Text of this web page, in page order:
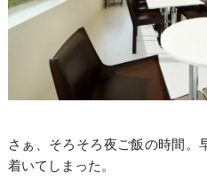
さぁ、そろそろ夜ご飯の時間。
着いてしまった。